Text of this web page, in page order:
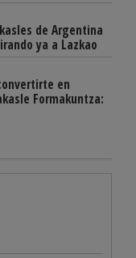
de Argentina
ya a Lazkao
en
Formakuntza: